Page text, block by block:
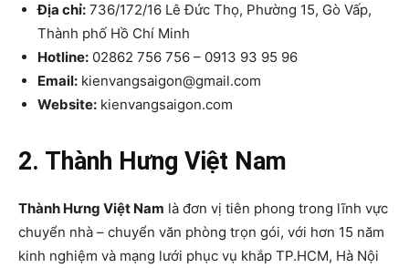
Địa chỉ: 736/172/16 Lê Đức Thọ, Phường 15, Gò Vấp,
Thành phố Hồ Chí Minh
Hotline: 02862 756 756 – 0913 93 95 96
Email: kienvangsaigon@gmail.com
Website: kienvangsaigon.com
2. Thành Hưng Việt Nam
Thành Hưng Việt Nam là đơn vị tiên phong trong lĩnh vực
chuyển nhà – chuyển văn phòng trọn gói, với hơn 15 năm
kinh nghiệm và mạng lưới phục vụ khắp TP.HCM, Hà Nội